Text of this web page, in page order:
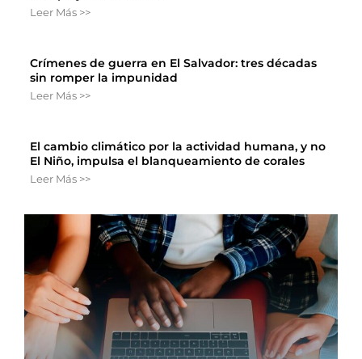
Leer Más >>
Crímenes de guerra en El Salvador: tres décadas
sin romper la impunidad
Leer Más >>
El cambio climático por la actividad humana, y no
El Niño, impulsa el blanqueamiento de corales
Leer Más >>